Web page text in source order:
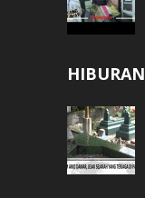
HIBURAN